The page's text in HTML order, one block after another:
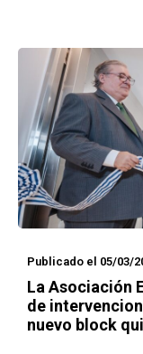
Publicado el 05/03/
La Asociación
de
nuevo block